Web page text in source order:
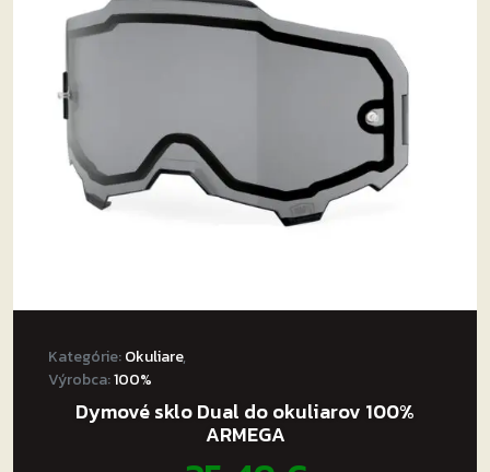
Kategórie:Okuliare,
Výrobca:100%
Dymové sklo Dual do okuliarov 100%
ARMEGA